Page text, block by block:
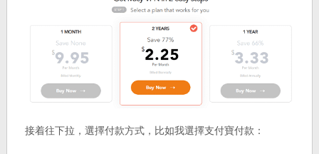
接着往下拉，選擇付款方式，比如我選擇支付寶付款：